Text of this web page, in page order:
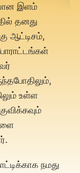
இளம்
தனது
ஆட்டிசம்,
உள்ள
நமது